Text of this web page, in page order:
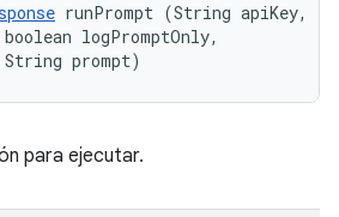
runPrompt (String apiKey,
logPromptOnly,
prompt)
para ejecutar.